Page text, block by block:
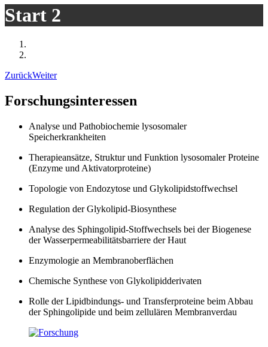
Start 2
ZurückWeiter
Forschungsinteressen
Analyse und Pathobiochemie lysosomaler
Speicherkrankheiten
Therapieansätze, Struktur und Funktion lysosomaler Proteine
(Enzyme und Aktivatorproteine)
Topologie von Endozytose und Glykolipidstoffwechsel
Regulation der Glykolipid-Biosynthese
Analyse des Sphingolipid-Stoffwechsels bei der Biogenese
der Wasserpermeabilitätsbarriere der Haut
Enzymologie an Membranoberflächen
Chemische Synthese von Glykolipidderivaten
Rolle der Lipidbindungs- und Transferproteine beim Abbau
der Sphingolipide und beim zellulären Membranverdau